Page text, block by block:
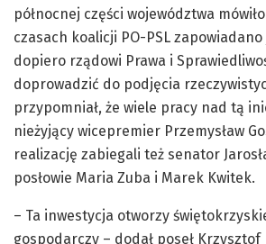
północnej części województwa
czasach koalicji PO-PSL
dopiero rządowi Prawa i
doprowadzić do podjęcia
przypomniał, że wiele pracy nad tą
nieżyjący wicepremier Przemysław
realizację zabiegali też senator
posłowie Maria Zuba i Marek Kwitek.
– Ta inwestycja otworzy
gospodarczy – dodał poseł Krzysztof